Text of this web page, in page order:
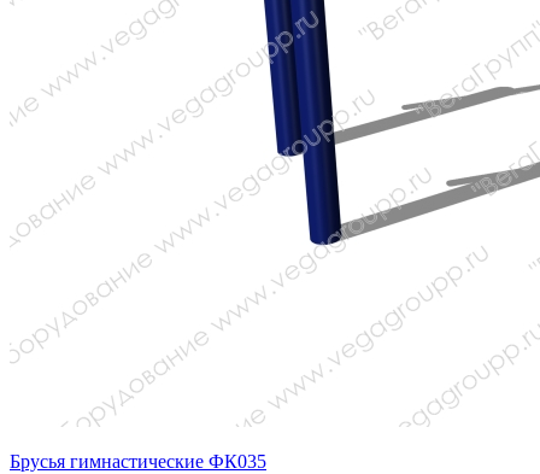
Брусья гимнастические ФК035